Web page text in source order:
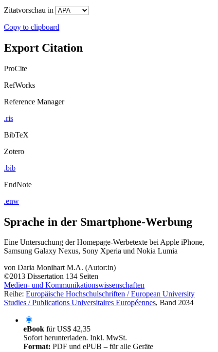
Zitatvorschau in
Copy to clipboard
Export Citation
ProCite
RefWorks
Reference Manager
.ris
BibTeX
Zotero
.bib
EndNote
.enw
Sprache in der Smartphone-Werbung
Eine Untersuchung der Homepage-Werbetexte bei Apple iPhone,
Samsung Galaxy Nexus, Sony Xperia und Nokia Lumia
von Daria Monihart M.A. (Autor:in)
©2013 Dissertation 134 Seiten
Medien- und Kommunikationswissenschaften
Reihe: Europäische Hochschulschriften / European University
Studies / Publications Universitaires Européennes, Band 2034
eBook fürUS$ 42,35
Sofort herunterladen. Inkl. MwSt.
Format: PDF und ePUB – für alle Geräte